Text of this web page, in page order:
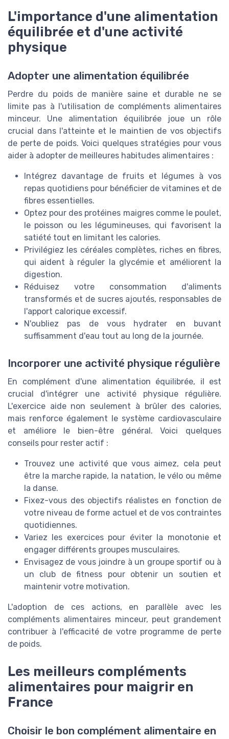
L'importance d'une alimentation
équilibrée et d'une activité
physique
Adopter une alimentation équilibrée
Perdre du poids de manière saine et durable ne se
limite pas à l'utilisation de compléments alimentaires
minceur. Une alimentation équilibrée joue un rôle
crucial dans l'atteinte et le maintien de vos objectifs
de perte de poids. Voici quelques stratégies pour vous
aider à adopter de meilleures habitudes alimentaires :
Intégrez davantage de fruits et légumes à vos
repas quotidiens pour bénéficier de vitamines et de
fibres essentielles.
Optez pour des protéines maigres comme le poulet,
le poisson ou les légumineuses, qui favorisent la
satiété tout en limitant les calories.
Privilégiez les céréales complètes, riches en fibres,
qui aident à réguler la glycémie et améliorent la
digestion.
Réduisez votre consommation d'aliments
transformés et de sucres ajoutés, responsables de
l'apport calorique excessif.
N'oubliez pas de vous hydrater en buvant
suffisamment d'eau tout au long de la journée.
Incorporer une activité physique régulière
En complément d'une alimentation équilibrée, il est
crucial d'intégrer une activité physique régulière.
L'exercice aide non seulement à brûler des calories,
mais renforce également le système cardiovasculaire
et améliore le bien-être général. Voici quelques
conseils pour rester actif :
Trouvez une activité que vous aimez, cela peut
être la marche rapide, la natation, le vélo ou même
la danse.
Fixez-vous des objectifs réalistes en fonction de
votre niveau de forme actuel et de vos contraintes
quotidiennes.
Variez les exercices pour éviter la monotonie et
engager différents groupes musculaires.
Envisagez de vous joindre à un groupe sportif ou à
un club de fitness pour obtenir un soutien et
maintenir votre motivation.
L'adoption de ces actions, en parallèle avec les
compléments alimentaires minceur, peut grandement
contribuer à l'efficacité de votre programme de perte
de poids.
Les meilleurs compléments
alimentaires pour maigrir en
France
Choisir le bon complément alimentaire en